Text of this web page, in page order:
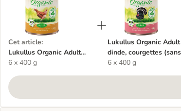
Cet article:
Lukullus Organic Adult
poulet, carottes (sans
6 x 400 g
Lukullus Organic Adult
dinde, courgettes (sans
gluten) pour chien
6 x 400 g